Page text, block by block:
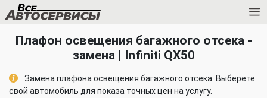
Плафон освещения багажного отсека -
замена | Infiniti QX50
Замена плафона освещения багажного отсека. Выберете
свой автомобиль для показа точных цен на услугу.